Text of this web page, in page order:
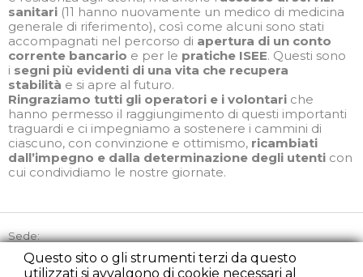
Questo sito o gli strumenti terzi da questo
utilizzati si avvalgono di cookie necessari al
sanitari (11 hanno nuovamente un medico di medicina
generale di riferimento), così come alcuni sono stati
accompagnati nel percorso di apertura di un conto
corrente bancario e per le pratiche ISEE. Questi sono
i segni più evidenti di una vita che recupera
stabilità e si apre al futuro.
Ringraziamo tutti gli operatori e i volontari che
hanno permesso il raggiungimento di questi importanti
traguardi e ci impegniamo a sostenere i cammini di
ciascuno, con convinzione e ottimismo, ricambiati
dall’impegno e dalla determinazione degli utenti con
cui condividiamo le nostre giornate.
Sede:
Via Picozzi 21, 20131 Milano